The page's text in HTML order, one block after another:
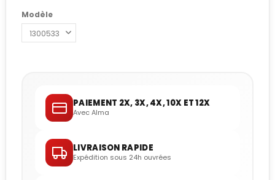
Modèle
PAIEMENT 2X, 3X, 4X, 10X ET 12X
Avec Alma
LIVRAISON RAPIDE
Expédition sous 24h ouvrées